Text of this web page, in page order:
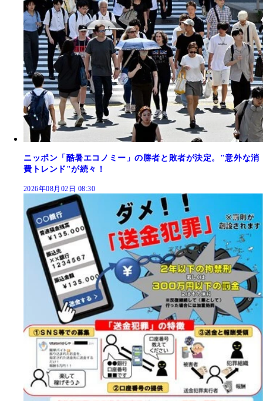
ニッポン「酷暑エコノミー」の勝者と敗者が決定。"意外な消
費トレンド"が続々！
2026年08月02日 08:30